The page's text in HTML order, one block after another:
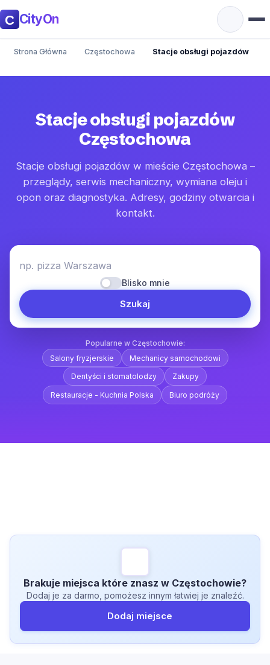
CityOn
Strona Główna Częstochowa Stacje obsługi pojazdów
Stacje obsługi pojazdów
Częstochowa
Stacje obsługi pojazdów w mieście Częstochowa –
przeglądy, serwis mechaniczny, wymiana oleju i
opon oraz diagnostyka. Adresy, godziny otwarcia i
kontakt.
np. pizza Warszawa
Blisko mnie
Szukaj
Popularne w Częstochowie:
Salony fryzjerskie
Mechanicy samochodowi
Dentyści i stomatolodzy Zakupy
Restauracje - Kuchnia Polska Biuro podróży
Brakuje miejsca które znasz w Częstochowie?
Dodaj je za darmo, pomożesz innym łatwiej je znaleźć.
Dodaj miejsce